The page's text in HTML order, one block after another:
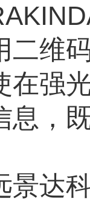
二维
在强
息，
达科